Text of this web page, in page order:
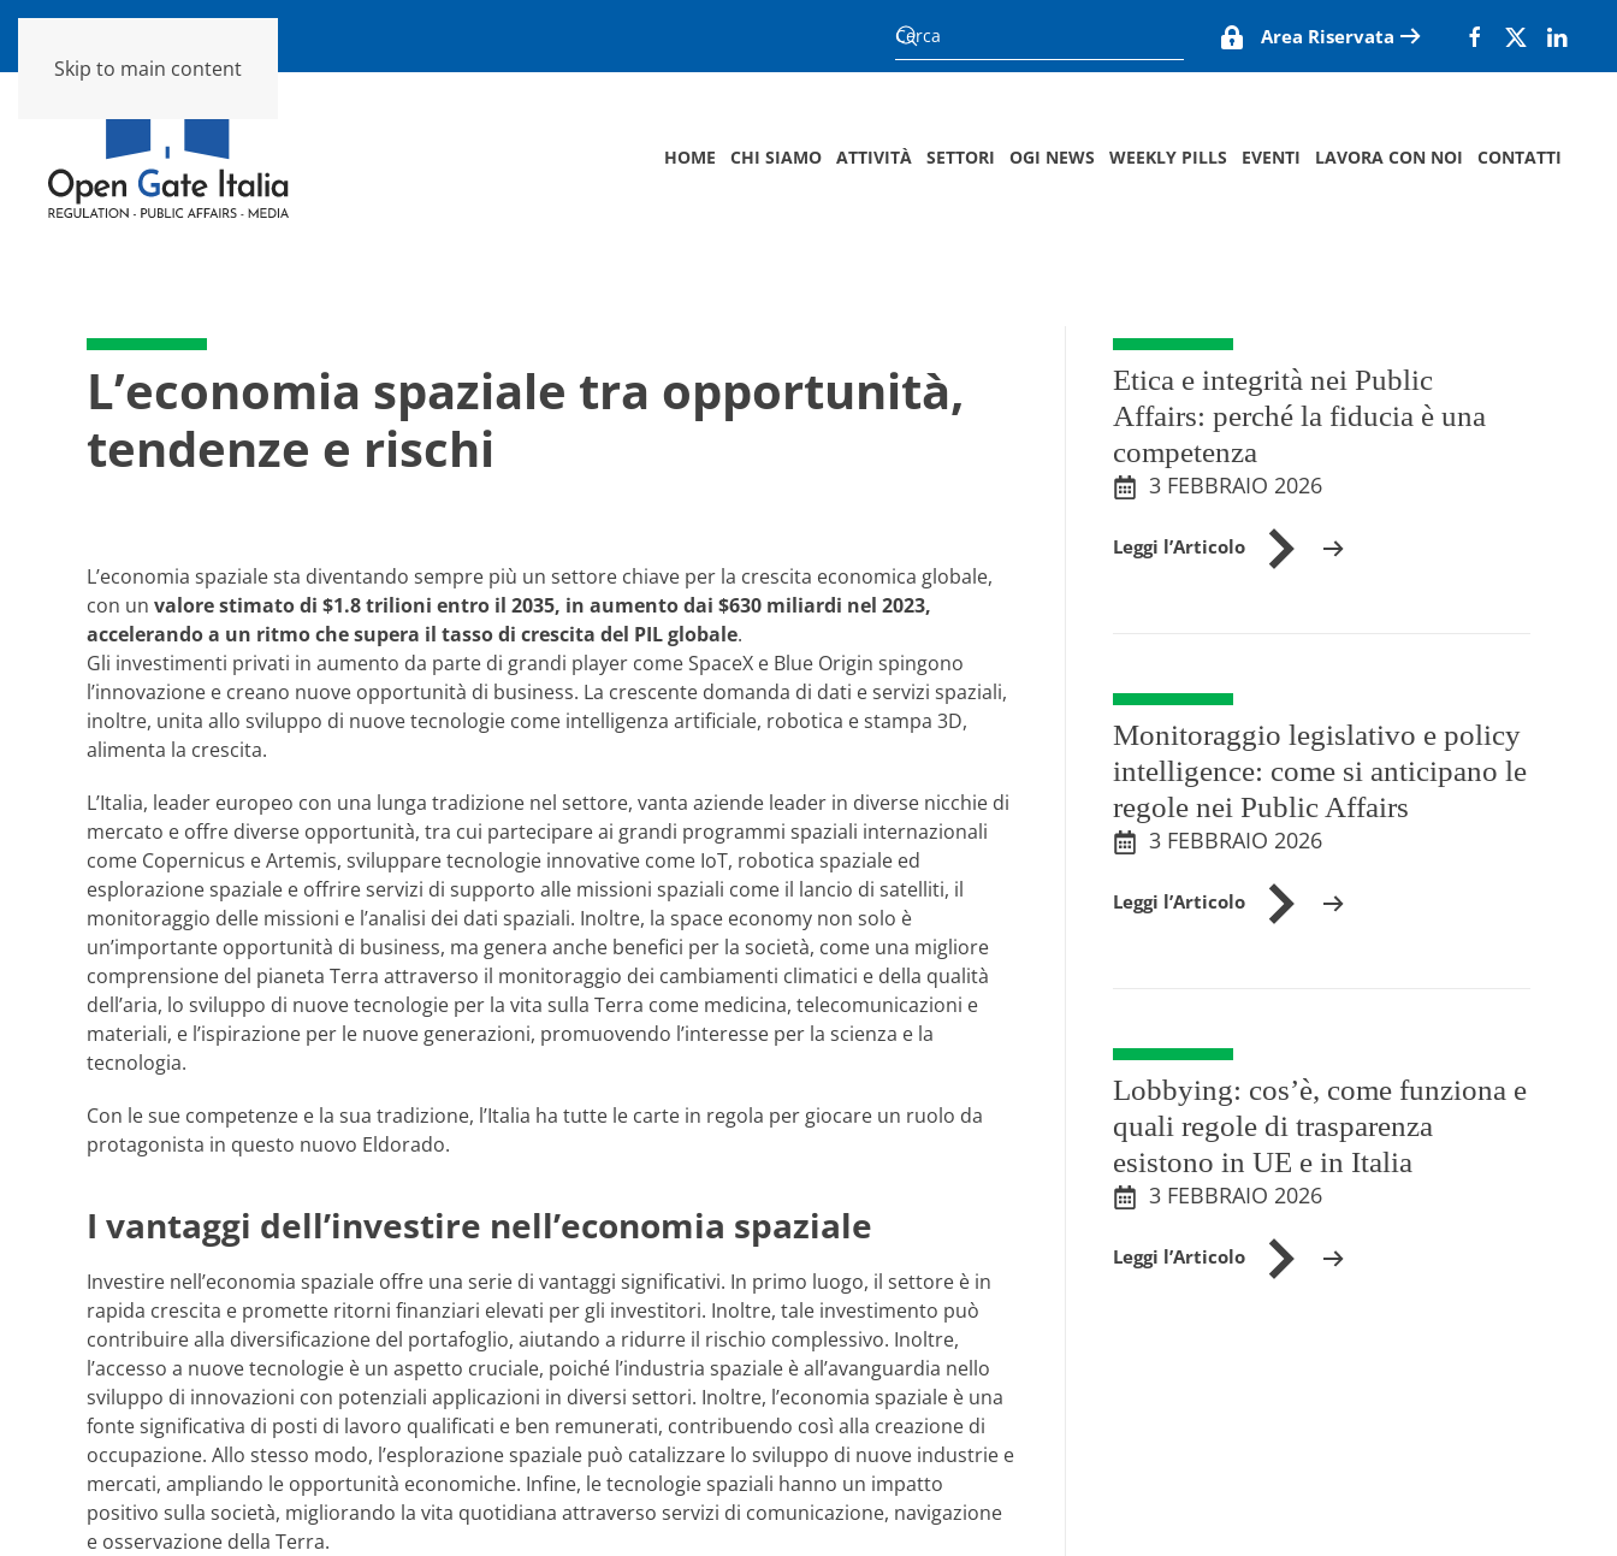
Skip to main content
Area Riservata
HOME CHI SIAMO ATTIVITÀ SETTORI OGI NEWS WEEKLY PILLS EVENTI LAVORA CON NOI CONTATTI
L’economia spaziale tra opportunità,
tendenze e rischi
L’economia spaziale sta diventando sempre più un settore chiave per la crescita economica globale,
con un valore stimato di $1.8 trilioni entro il 2035, in aumento dai $630 miliardi nel 2023,
accelerando a un ritmo che supera il tasso di crescita del PIL globale.
Gli investimenti privati in aumento da parte di grandi player come SpaceX e Blue Origin spingono
l’innovazione e creano nuove opportunità di business. La crescente domanda di dati e servizi spaziali,
inoltre, unita allo sviluppo di nuove tecnologie come intelligenza artificiale, robotica e stampa 3D,
alimenta la crescita.
L’Italia, leader europeo con una lunga tradizione nel settore, vanta aziende leader in diverse nicchie di
mercato e offre diverse opportunità, tra cui partecipare ai grandi programmi spaziali internazionali
come Copernicus e Artemis, sviluppare tecnologie innovative come IoT, robotica spaziale ed
esplorazione spaziale e offrire servizi di supporto alle missioni spaziali come il lancio di satelliti, il
monitoraggio delle missioni e l’analisi dei dati spaziali. Inoltre, la space economy non solo è
un’importante opportunità di business, ma genera anche benefici per la società, come una migliore
comprensione del pianeta Terra attraverso il monitoraggio dei cambiamenti climatici e della qualità
dell’aria, lo sviluppo di nuove tecnologie per la vita sulla Terra come medicina, telecomunicazioni e
materiali, e l’ispirazione per le nuove generazioni, promuovendo l’interesse per la scienza e la
tecnologia.
Con le sue competenze e la sua tradizione, l’Italia ha tutte le carte in regola per giocare un ruolo da
protagonista in questo nuovo Eldorado.
I vantaggi dell’investire nell’economia spaziale
Investire nell’economia spaziale offre una serie di vantaggi significativi. In primo luogo, il settore è in
rapida crescita e promette ritorni finanziari elevati per gli investitori. Inoltre, tale investimento può
contribuire alla diversificazione del portafoglio, aiutando a ridurre il rischio complessivo. Inoltre,
l’accesso a nuove tecnologie è un aspetto cruciale, poiché l’industria spaziale è all’avanguardia nello
sviluppo di innovazioni con potenziali applicazioni in diversi settori. Inoltre, l’economia spaziale è una
fonte significativa di posti di lavoro qualificati e ben remunerati, contribuendo così alla creazione di
occupazione. Allo stesso modo, l’esplorazione spaziale può catalizzare lo sviluppo di nuove industrie e
mercati, ampliando le opportunità economiche. Infine, le tecnologie spaziali hanno un impatto
positivo sulla società, migliorando la vita quotidiana attraverso servizi di comunicazione, navigazione
e osservazione della Terra.
Etica e integrità nei Public
Affairs: perché la fiducia è una
competenza
3 FEBBRAIO 2026
Leggi l’Articolo
Monitoraggio legislativo e policy
intelligence: come si anticipano le
regole nei Public Affairs
3 FEBBRAIO 2026
Leggi l’Articolo
Lobbying: cos’è, come funziona e
quali regole di trasparenza
esistono in UE e in Italia
3 FEBBRAIO 2026
Leggi l’Articolo